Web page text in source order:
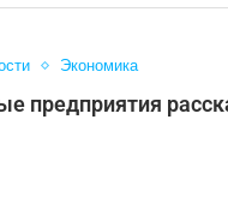
Экономика
предприятия